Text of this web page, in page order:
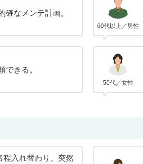
確なメンテ計画。
60代以上／男性
できる。
50代／女性
程入れ替わり、突然